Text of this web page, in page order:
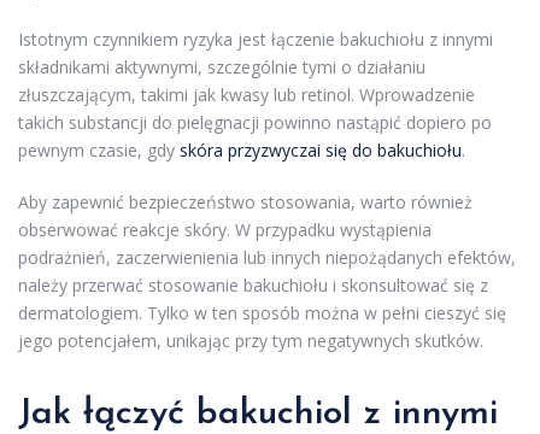
Istotnym czynnikiem ryzyka jest łączenie bakuchiołu z innymi
składnikami aktywnymi, szczególnie tymi o działaniu
złuszczającym, takimi jak kwasy lub retinol. Wprowadzenie
takich substancji do pielęgnacji powinno nastąpić dopiero po
pewnym czasie, gdy skóra przyzwyczai się do bakuchiołu.
Aby zapewnić bezpieczeństwo stosowania, warto również
obserwować reakcje skóry. W przypadku wystąpienia
podrażnień, zaczerwienienia lub innych niepożądanych efektów,
należy przerwać stosowanie bakuchiołu i skonsultować się z
dermatologiem. Tylko w ten sposób można w pełni cieszyć się
jego potencjałem, unikając przy tym negatywnych skutków.
Jak łączyć bakuchiol z innymi